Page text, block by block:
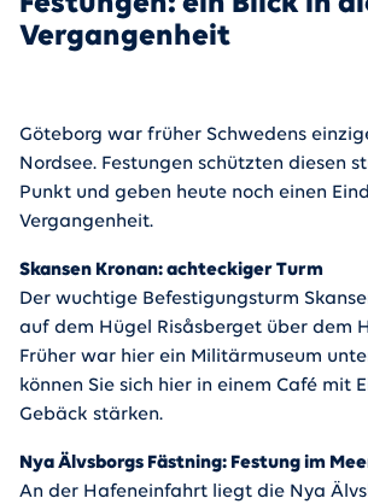
Vergangenheit
Göteborg war früher Schwedens
Nordsee. Festungen schützten diesen
Punkt und geben heute noch einen
Vergangenheit.
Skansen Kronan: achteckiger Turm
Der wuchtige Befestigungsturm
auf dem Hügel Risåsberget über dem
Früher war hier ein Militärmuseum
können Sie sich hier in einem Café mit
Gebäck stärken.
Nya Älvsborgs Fästning: Festung im
An der Hafeneinfahrt liegt die Nya